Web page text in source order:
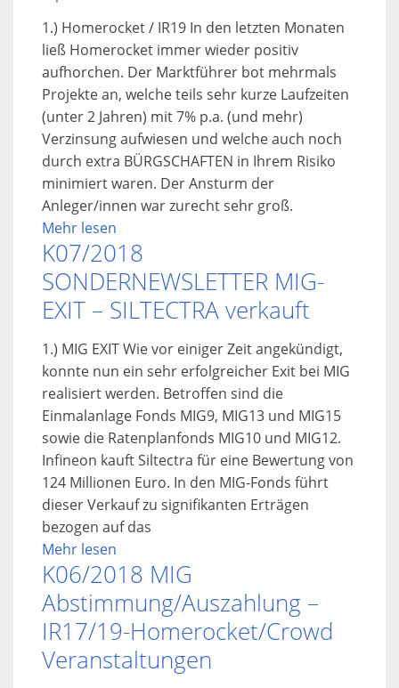
1.) Homerocket / IR19 In den letzten Monaten
ließ Homerocket immer wieder positiv
aufhorchen. Der Marktführer bot mehrmals
Projekte an, welche teils sehr kurze Laufzeiten
(unter 2 Jahren) mit 7% p.a. (und mehr)
Verzinsung aufwiesen und welche auch noch
durch extra BÜRGSCHAFTEN in Ihrem Risiko
minimiert waren. Der Ansturm der
Anleger/innen war zurecht sehr groß.
Mehr lesen
K07/2018
SONDERNEWSLETTER MIG-
EXIT – SILTECTRA verkauft
1.) MIG EXIT Wie vor einiger Zeit angekündigt,
konnte nun ein sehr erfolgreicher Exit bei MIG
realisiert werden. Betroffen sind die
Einmalanlage Fonds MIG9, MIG13 und MIG15
sowie die Ratenplanfonds MIG10 und MIG12.
Infineon kauft Siltectra für eine Bewertung von
124 Millionen Euro. In den MIG-Fonds führt
dieser Verkauf zu signifikanten Erträgen
bezogen auf das
Mehr lesen
K06/2018 MIG
Abstimmung/Auszahlung –
IR17/19-Homerocket/Crowd
Veranstaltungen